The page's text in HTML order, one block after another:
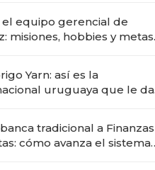
el equipo gerencial de
misiones, hobbies y metas
Yarn: así es la
uruguaya que le da
tradicional a Finanzas
cómo avanza el sistema